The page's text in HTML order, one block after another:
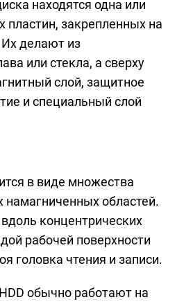
находятся одна или
пластин, закрепленных на
делают из
или стекла, а сверху
слой, защитное
и специальный слой
в виде множества
намагниченных областей.
концентрических
рабочей поверхности
головка чтения и записи.
обычно работают на